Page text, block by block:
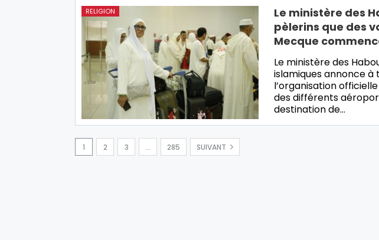
RELIGION
Le ministère des
pèlerins que des
Mecque
Le ministère des
islamiques annonce à
l’organisation
des différents
destination de…
1 2 3 … 285 SUIVANT